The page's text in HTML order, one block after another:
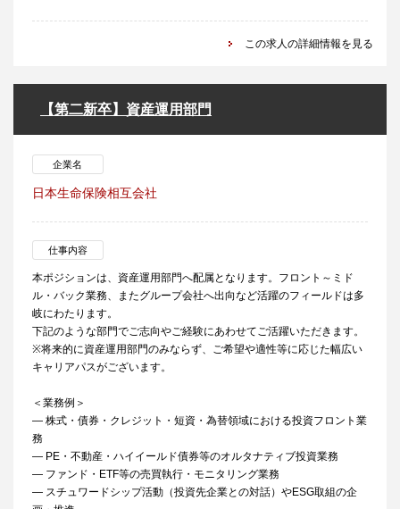
この求人の詳細情報を見る
【第二新卒】資産運用部門
企業名
日本生命保険相互会社
仕事内容
本ポジションは、資産運用部門へ配属となります。フロント～ミド
ル・バック業務、またグループ会社へ出向など活躍のフィールドは多
岐にわたります。
下記のような部門でご志向やご経験にあわせてご活躍いただきます。
※将来的に資産運用部門のみならず、ご希望や適性等に応じた幅広い
キャリアパスがございます。
＜業務例＞
― 株式・債券・クレジット・短資・為替領域における投資フロント業
務
― PE・不動産・ハイイールド債券等のオルタナティブ投資業務
― ファンド・ETF等の売買執行・モニタリング業務
― スチュワードシップ活動（投資先企業との対話）やESG取組の企